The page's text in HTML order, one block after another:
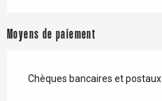
Moyens de paiement
Chèques bancaires et postaux